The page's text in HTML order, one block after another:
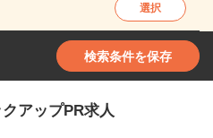
選択
検索条件を保存
アップPR求人